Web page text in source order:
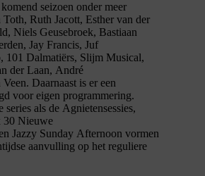
seizoen onder meer
Ruth Jacott, Esther van der
Niels Geusebroek, Bastiaan
Jay Francis, Juf
101 Dalmatiërs, Slijm Musical,
der Laan, André
Daarnaast is er een
voor eigen programmering.
als de Agnietensessies,
30 Nieuwe
Jazzy Sunday Afternoon vormen
aanvulling op het reguliere